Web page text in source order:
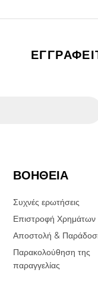
ΒΟΗΘΕΙΑ
Συχνές ερωτήσεις
Επιστροφή Χρημάτων
Αποστολή &
Παρακολούθηση της
παραγγελίας